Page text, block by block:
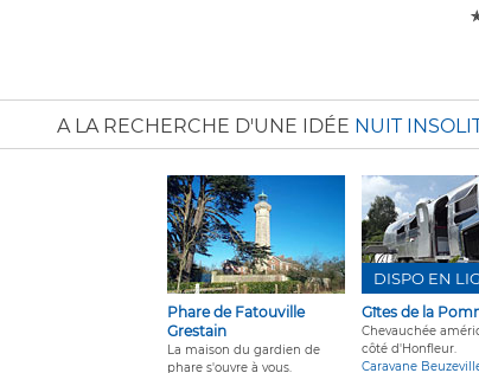
A LA RECHERCHE D'UNE IDÉE NUIT
Phare de Fatouville
Grestain
La maison du gardien de
phare s'ouvre à vous.
Gîtes de la
Chevauchée
côté d'Honfleur.
Caravane
DISPO EN